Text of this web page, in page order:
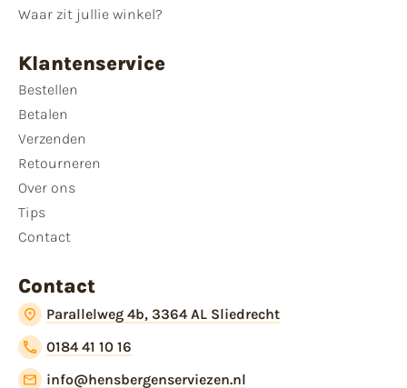
Waar zit jullie winkel?
Klantenservice
Bestellen
Betalen
Verzenden
Retourneren
Over ons
Tips
Contact
Contact
Parallelweg 4b, 3364 AL Sliedrecht
0184 41 10 16
info@hensbergenserviezen.nl